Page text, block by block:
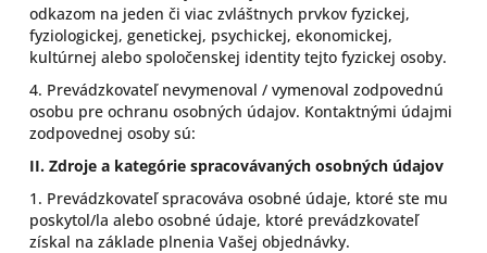
odkazom na jeden či viac zvláštnych prvkov fyzickej,
fyziologickej, genetickej, psychickej, ekonomickej,
kultúrnej alebo spoločenskej identity tejto fyzickej osoby.
4. Prevádzkovateľ nevymenoval / vymenoval zodpovednú
osobu pre ochranu osobných údajov. Kontaktnými údajmi
zodpovednej osoby sú:
II.Zdroje a kategórie spracovávaných osobných údajov
1. Prevádzkovateľ spracováva osobné údaje, ktoré ste mu
poskytol/la alebo osobné údaje, ktoré prevádzkovateľ
získal na základe plnenia Vašej objednávky.